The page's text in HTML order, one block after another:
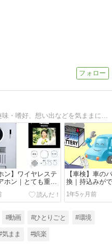
日常の出来事や思い・考え、趣味・嗜好、想い出などを気ままに綴ってみました。
ン】ワイヤレステ
ホン｜とても重宝
す！！
【車検】車の
換｜持込みが
品店がお得で
1年5ヶ月前
#動画 #ひとりごと #環境
気まま #娯楽